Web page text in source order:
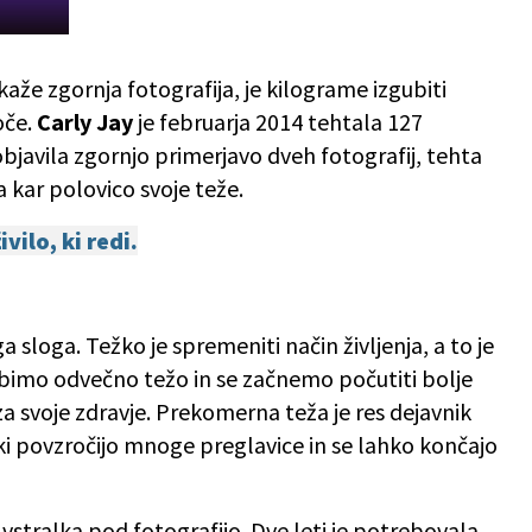
zgornja fotografija, je kilograme izgubiti
Carly Jay je februarja 2014 tehtala 127
zgornjo primerjavo dveh fotografij, tehta
kar polovico svoje teže.
ki redi.
sloga. Težko je spremeniti način življenja, a to je
odvečno težo in se začnemo počutiti bolje
zdravje. Prekomerna teža je res dejavnik
povzročijo mnoge preglavice in se lahko končajo